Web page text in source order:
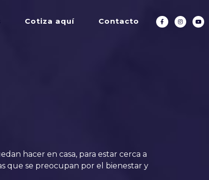
Cotiza aquí Contacto
hacer en casa, para estar cerca a
que se preocupan por el bienestar y